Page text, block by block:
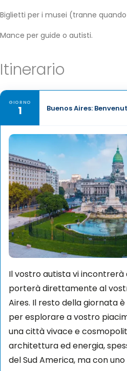
Biglietti per i musei (tranne
Mance per guide o autisti.
Itinerario
GIORNO
1 Buenos Aires:
Il vostro autista vi
porterà direttamente al
Aires. Il resto della giornata
per esplorare a vostro
una città vivace e
architettura ed energia,
del Sud America, ma con